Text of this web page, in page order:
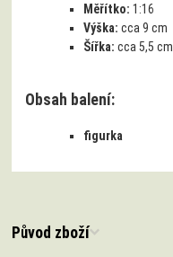
Měřítko:1:16
Výška:cca 9 cm
Šířka:cca 5,5 cm
Obsah balení:
figurka
Původ zboží